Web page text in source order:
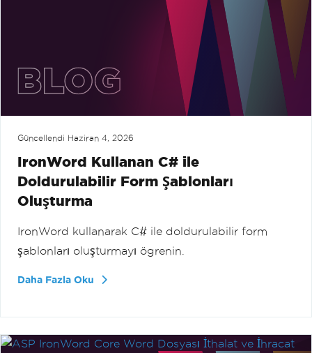
Güncellendi Haziran 4, 2026
IronWord Kullanan C# ile
Doldurulabilir Form Şablonları
Oluşturma
IronWord kullanarak C# ile doldurulabilir form
şablonları oluşturmayı ögrenin.
Daha Fazla Oku